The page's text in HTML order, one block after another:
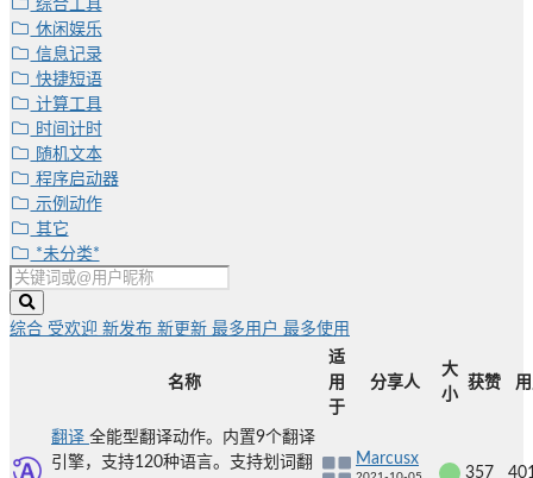
综合工具
休闲娱乐
信息记录
快捷短语
计算工具
时间计时
随机文本
程序启动器
示例动作
其它
*未分类*
综合 受欢迎 新发布 新更新 最多用户 最多使用
名称
适
用
于
分享人
大
小
获赞
翻译 全能型翻译动作。内置9个翻译
引擎，支持120种语言。支持划词翻
Marcusx
357